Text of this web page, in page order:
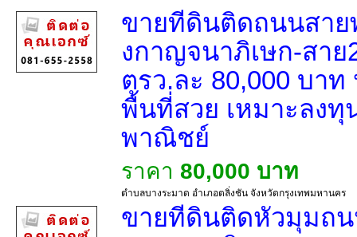
ขายที่ดินติดถนนสาย
งกาญจนาภิเษก-สาย
ตรว.ละ 80,000 บาท
พื้นที่สวย เหมาะลงทุ
พาณิชย์
ราคา 80,000 บาท
ตำบลบางระมาด อำเภอตลิ่งชัน จังหวัดกรุงเทพมหานคร
ขายที่ดินติดหัวมุมถน